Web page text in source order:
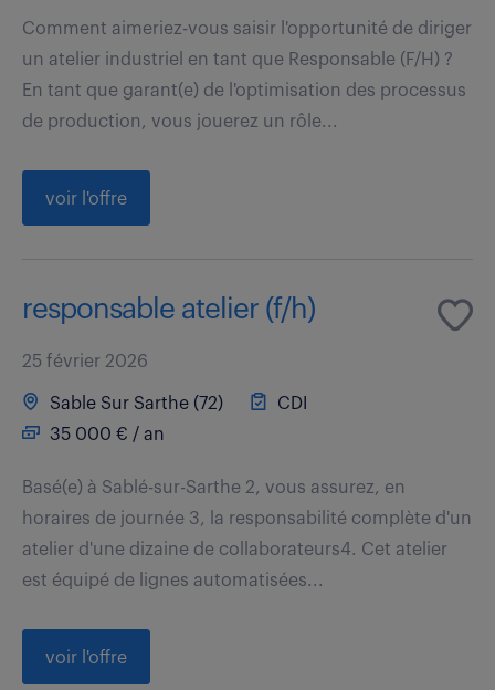
Comment aimeriez-vous saisir l'opportunité de diriger
un atelier industriel en tant que Responsable (F/H) ?
En tant que garant(e) de l'optimisation des processus
de production, vous jouerez un rôle...
voir l'offre
responsable atelier (f/h)
25 février 2026
Sable Sur Sarthe (72)
CDI
35 000 € / an
Basé(e) à Sablé-sur-Sarthe 2, vous assurez, en
horaires de journée 3, la responsabilité complète d'un
atelier d'une dizaine de collaborateurs4. Cet atelier
est équipé de lignes automatisées...
voir l'offre